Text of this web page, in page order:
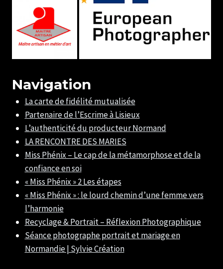
Navigation
La carte de fidélité mutualisée
Partenaire de l’Escrime à Lisieux
L’authenticité du producteur Normand
LA RENCONTRE DES MARIES
Miss Phénix – Le cap de la métamorphose et de la
confiance en soi
« Miss Phénix » 2 Les étapes
« Miss Phénix » : le lourd chemin d’une femme vers
l’harmonie
Recyclage & Portrait – Réflexion Photographique
Séance photographe portrait et mariage en
Normandie | Sylvie Création